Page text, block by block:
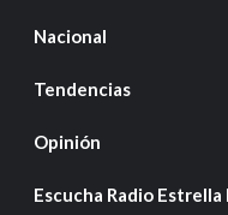
Nacional
Tendencias
Opinión
Escucha Radio